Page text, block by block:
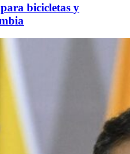
bicicletas y